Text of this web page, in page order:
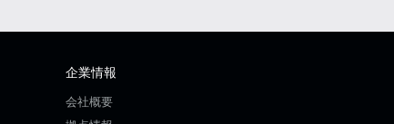
企業情報
会社概要